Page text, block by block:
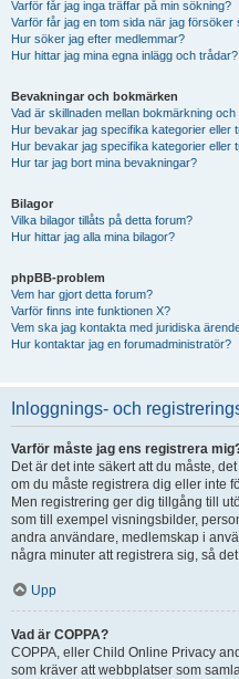
Varför får jag inga träffar på min sökning?
Varför får jag en tom sida när jag försöker
Hur söker jag efter medlemmar?
Hur hittar jag mina egna inlägg och trådar?
Bevakningar och bokmärken
Vad är skillnaden mellan bokmärkning
Hur bevakar jag specifika kategorier eller
Hur bevakar jag specifika kategorier eller
Hur tar jag bort mina bevakningar?
Bilagor
Vilka bilagor tillåts på detta forum?
Hur hittar jag alla mina bilagor?
phpBB-problem
Vem har gjort detta forum?
Varför finns inte funktionen X?
Vem ska jag kontakta med juridiska
Hur kontaktar jag en forumadministratör?
Inloggnings- och
Varför måste jag ens registrera
Det är det inte säkert att du måste,
om du måste registrera dig eller inte
Men registrering ger dig tillgång till
som till exempel visningsbilder,
andra användare, medlemskap i
några minuter att registrera sig, så
Upp
Vad är COPPA?
COPPA, eller Child Online Privacy
som kräver att webbplatser som